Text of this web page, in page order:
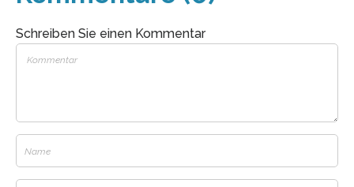
Schreiben Sie einen Kommentar